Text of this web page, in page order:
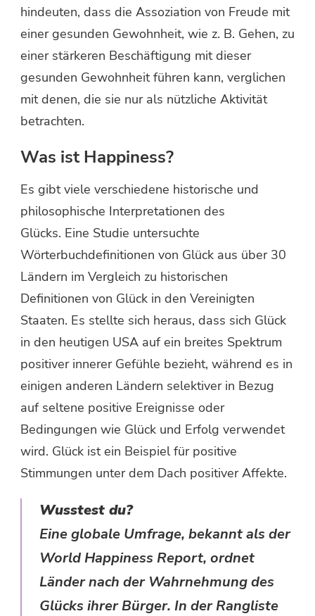
hindeuten, dass die Assoziation von Freude mit
einer gesunden Gewohnheit, wie z. B. Gehen, zu
einer stärkeren Beschäftigung mit dieser
gesunden Gewohnheit führen kann, verglichen
mit denen, die sie nur als nützliche Aktivität
betrachten.
Was ist Happiness?
Es gibt viele verschiedene historische und
philosophische Interpretationen des
Glücks. Eine Studie untersuchte
Wörterbuchdefinitionen von Glück aus über 30
Ländern im Vergleich zu historischen
Definitionen von Glück in den Vereinigten
Staaten. Es stellte sich heraus, dass sich Glück
in den heutigen USA auf ein breites Spektrum
positiver innerer Gefühle bezieht, während es in
einigen anderen Ländern selektiver in Bezug
auf seltene positive Ereignisse oder
Bedingungen wie Glück und Erfolg verwendet
wird. Glück ist ein Beispiel für positive
Stimmungen unter dem Dach positiver Affekte.
Wusstest du?
Eine globale Umfrage, bekannt als der
World Happiness Report, ordnet
Länder nach der Wahrnehmung des
Glücks ihrer Bürger. In der Rangliste